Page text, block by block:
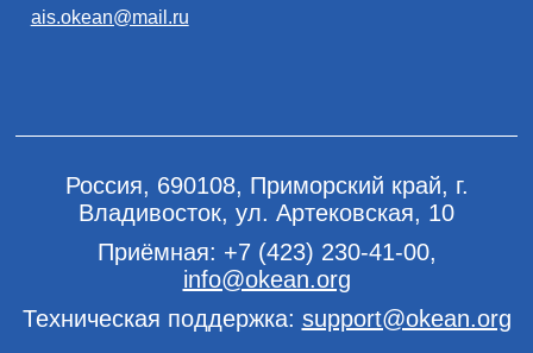
ais.okean@mail.ru
Россия, 690108, Приморский край, г.
Владивосток, ул. Артековская, 10
Приёмная: +7 (423) 230-41-00,
info@okean.org
Техническая поддержка: support@okean.org